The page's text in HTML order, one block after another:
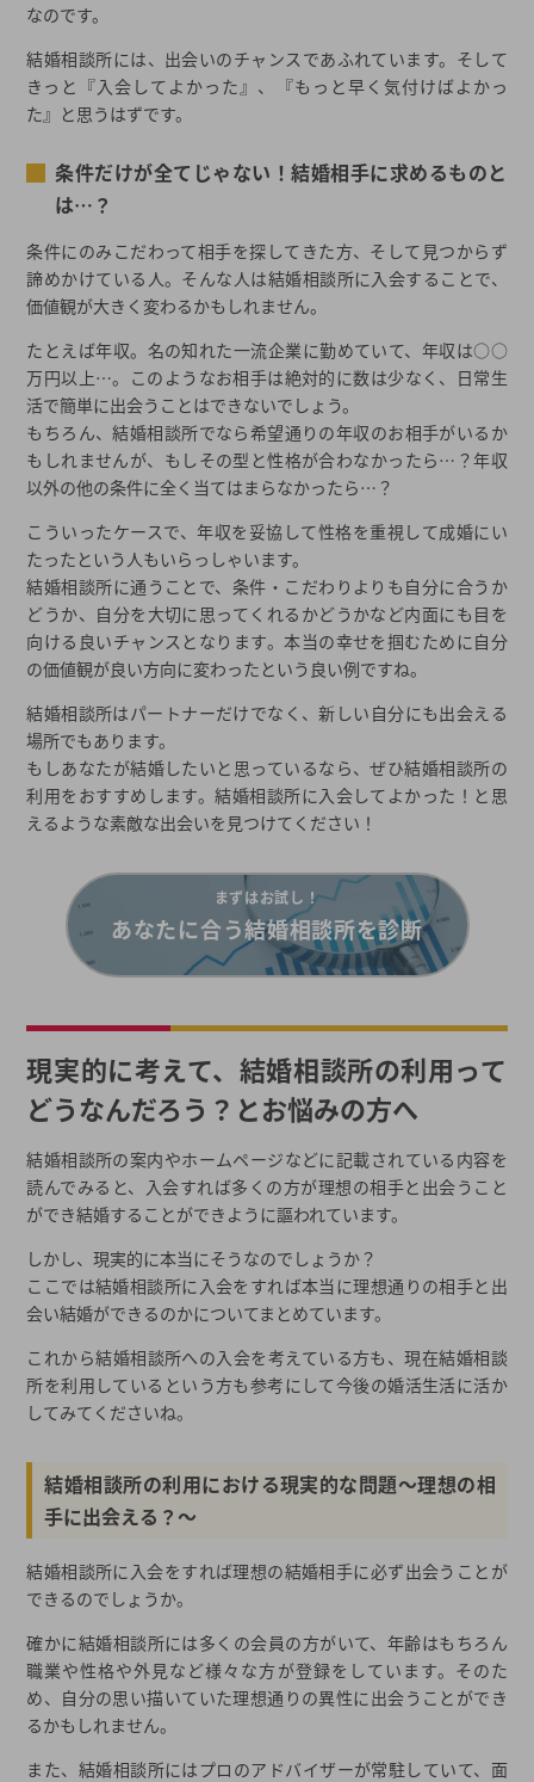
なのです。
結婚相談所には、出会いのチャンスであふれています。そして
きっと『入会してよかった』、『もっと早く気付けばよかっ
た』と思うはずです。
条件だけが全てじゃない！結婚相手に求めるものと
は…？
条件にのみこだわって相手を探してきた方、そして見つからず
諦めかけている人。そんな人は結婚相談所に入会することで、
価値観が大きく変わるかもしれません。
たとえば年収。名の知れた一流企業に勤めていて、年収は○○
万円以上…。このようなお相手は絶対的に数は少なく、日常生
活で簡単に出会うことはできないでしょう。
もちろん、結婚相談所でなら希望通りの年収のお相手がいるか
もしれませんが、もしその型と性格が合わなかったら…？年収
以外の他の条件に全く当てはまらなかったら…？
こういったケースで、年収を妥協して性格を重視して成婚にい
たったという人もいらっしゃいます。
結婚相談所に通うことで、条件・こだわりよりも自分に合うか
どうか、自分を大切に思ってくれるかどうかなど内面にも目を
向ける良いチャンスとなります。本当の幸せを掴むために自分
の価値観が良い方向に変わったという良い例ですね。
結婚相談所はパートナーだけでなく、新しい自分にも出会える
場所でもあります。
もしあなたが結婚したいと思っているなら、ぜひ結婚相談所の
利用をおすすめします。結婚相談所に入会してよかった！と思
えるような素敵な出会いを見つけてください！
まずはお試し！
あなたに合う結婚相談所を診断
現実的に考えて、結婚相談所の利用って
どうなんだろう？とお悩みの方へ
結婚相談所の案内やホームページなどに記載されている内容を
読んでみると、入会すれば多くの方が理想の相手と出会うこと
ができ結婚することができように謳われています。
しかし、現実的に本当にそうなのでしょうか？
ここでは結婚相談所に入会をすれば本当に理想通りの相手と出
会い結婚ができるのかについてまとめています。
これから結婚相談所への入会を考えている方も、現在結婚相談
所を利用しているという方も参考にして今後の婚活生活に活か
してみてくださいね。
結婚相談所の利用における現実的な問題～理想の相
手に出会える？～
結婚相談所に入会をすれば理想の結婚相手に必ず出会うことが
できるのでしょうか。
確かに結婚相談所には多くの会員の方がいて、年齢はもちろん
職業や性格や外見など様々な方が登録をしています。そのた
め、自分の思い描いていた理想通りの異性に出会うことができ
るかもしれません。
また、結婚相談所にはプロのアドバイザーが常駐していて、面